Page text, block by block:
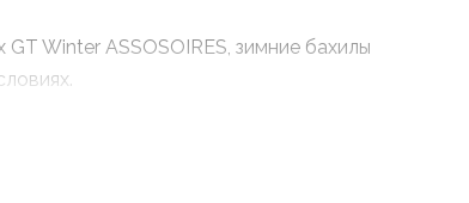
Winter ASSOSOIRES, зимние бахилы